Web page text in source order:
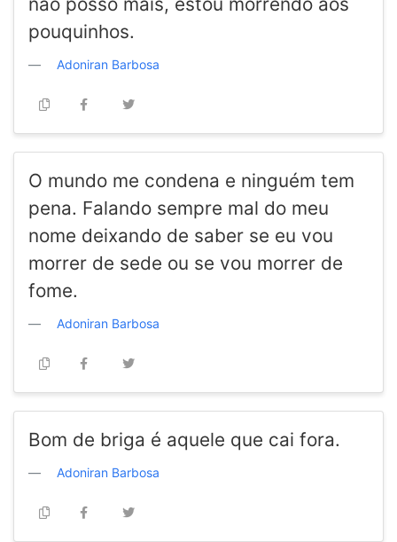
pouquinhos.
Adoniran Barbosa
O mundo me condena e ninguém tem
pena. Falando sempre mal do meu
nome deixando de saber se eu vou
morrer de sede ou se vou morrer de
fome.
Adoniran Barbosa
Bom de briga é aquele que cai fora.
Adoniran Barbosa